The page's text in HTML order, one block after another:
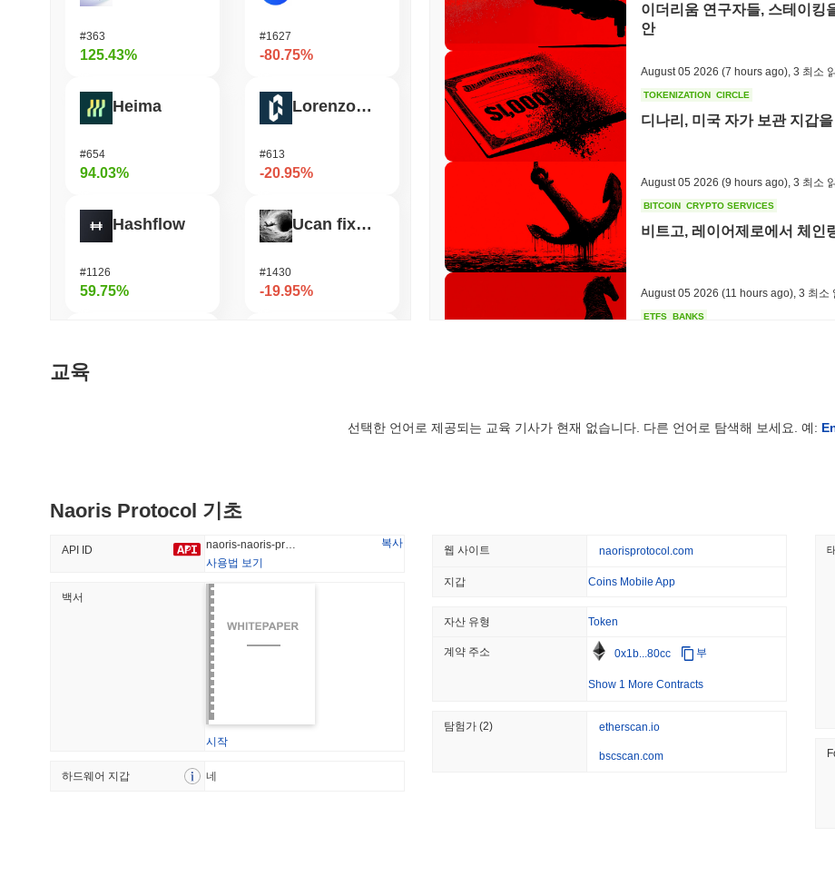
네트워크를 보호하고 보상을 받을 기회를 제공할 수 있습니다. 또한, 토
표할 수 있는 거버넌스 과정에 참여할 수 있는 능력을 가질 수 있습니다.
과 통합하기 위한 도구와 자원을 제공합니다. 이 프로토콜은 NAORIS 토
플리케이션을 지원하며, 사용자 경험과 접근성을 향상시키는 잠재적인
토콜은 사용자, 보유자 및 개발자가 블록체인 기술과 효과적으로 상호작
Naoris 프로토콜은 여전히 활성화되어 있거나 관련성이 있
Naoris 프로토콜은 2023년 9월에 발표된 최근 업데이트를 통해 여전히
데 중점을 두고 있습니다. 현재 이 프로젝트는 네트워크 기능 및 사용자
Naoris 프로토콜은 여러 암호화폐 거래소에서의 존재를 유지하고 있으
냅니다. 또한, 이 프로젝트는 보안 제공을 강화하기 위해 사이버 보안 기
티 내에서 활성 거버넌스 제안이 논의되고 있으며, 이는 이해관계자들의
콜이 사이버 보안 및 블록체인 분야에서 여전히 관련성이 있음을 지지하
Naoris 프로토콜은 누구를 위해 설계되었나요?
Naoris 프로토콜은 개발자와 기업을 위해 설계되어, 분산형 네트워크 내
기존 시스템 및 애플리케이션에 프로토콜을 통합할 수 있도록 SDK 및
요 및 2차 사용자 그룹 모두에 대한 이러한 초점은 프로토콜이 다양한
Naoris 프로토콜은 어떻게 보호되나요?
을 사용합니다. 이 암호화 프레임워크는 무단 접근으로부터 보호하고 거
한 인센티브는 네트워크에 대한 기여에 대해 검증자에게 분배되는 스테
동에 대한 처벌을 통해 네트워크 보안을 저해할 수 있는 행동을 억제하
보안은 정기적인 감사, 거버넌스 프로세스 및 다중 클라이언트 아키텍처
Naoris 프로토콜은 어떤 논란이나 위험에 직면했나요?
Naoris 프로토콜은 주로 보안 및 기술 인프라와 관련된 몇 가지 위험에
적으로 노출할 수 있는 분산형 네트워크 아키텍처의 취약점을 보고했습
콜을 강화하기 위한 일련의 패치 및 업그레이드를 구현했습니다. 또한,
적인 감사를 실시했습니다. 이 프로젝트는 또한 커뮤니티 구성원이 보상
보장하는 것을 목표로 합니다. 많은 블록체인 프로젝트와 마찬가지로
위험을 탐색하고 있습니다. 팀은 투명한 커뮤니케이션, 정기적인 업데이
#363
125.43%
Heima
#654
94.03%
Hashflow
#1126
59.75%
#580
#1627
-80.75%
Lorenzo Protocol
#613
-20.95%
Ucan fix life in1day
#1430
-19.95%
트렌딩
이더리움 연구자들, 스테이킹
안
August 05 2026 (7 hours ago) 3 최소
TOKENIZATION CIRCLE
디나리, 미국 자가 보관 지갑
August 05 2026 (9 hours ago) 3 최소
BITCOIN CRYPTO SERVICES
비트고, 레이어제로에서 체인
August 05 2026 (11 hours ago) 3 최소
ETFS BANKS
ECONOMIC DATA WEB3
블랙록, 3,110억 달러 규모의
CRYPTO REGULATIONS
CLARITY 법안의 운명은 휴
STABLECOIN
마스터카드, 18억 달러
교육
선택한 언어로 제공되는 교육 기사가 현재 없습니다. 다른 언어로 탐색해 보세요. 예:
Naoris Protocol 기초
API ID
복사
사용법 보기
백서
시작
하드웨어 지갑 네
웹 사이트 naorisprotocol.com
지갑 Coins Mobile App
자산 유형 Token
계약 주소 0x1b...80cc 부
Show 1 More Contracts
탐험가(2) etherscan.io
bscscan.com